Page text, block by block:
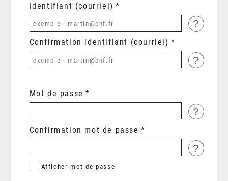
Identifiant (courriel)
?
Confirmation identifiant (courriel)
?
Mot de passe
?
Confirmation mot de passe
?
Afficher mot de passe